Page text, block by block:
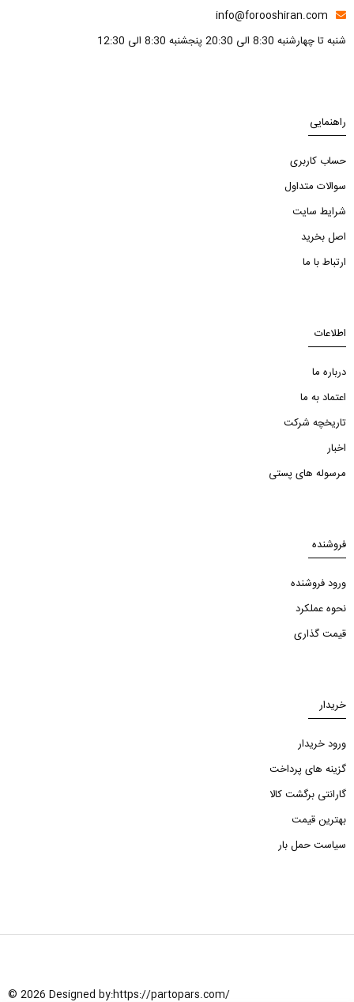
info@forooshiran.com
شنبه تا چهارشنبه 8:30 الی 20:30 پنجشنبه 8:30 الی 12:30
راهنمایی
حساب کاربری
سوالات متداول
شرایط سایت
اصل بخرید
ارتباط با ما
اطلاعات
درباره ما
اعتماد به ما
تاریخچه شرکت
اخبار
مرسوله های پستی
فروشنده
ورود فروشنده
نحوه عملکرد
قیمت گذاری
خریدار
ورود خریدار
گزینه های پرداخت
گارانتی برگشت کالا
بهترین قیمت
سیاست حمل بار
© 2026 Designed by:https://partopars.com/